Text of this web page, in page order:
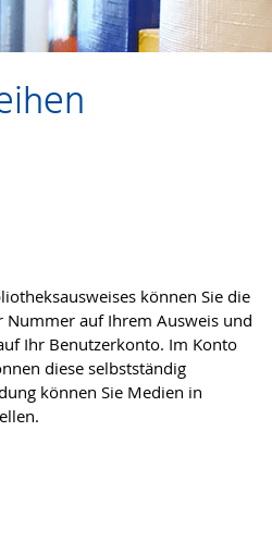
können Sie die
auf Ihrem Ausweis und
Ihr Benutzerkonto. Im Konto
diese selbstständig
können Sie Medien in